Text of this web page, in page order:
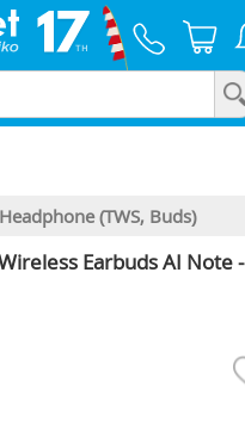
Headphone (TWS, Buds)
Earbuds AI Note -